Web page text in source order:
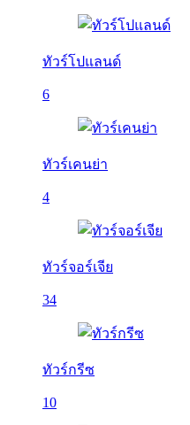
ทัวร์โปแลนด์
6
ทัวร์เคนย่า
4
ทัวร์จอร์เจีย
34
ทัวร์กรีซ
10